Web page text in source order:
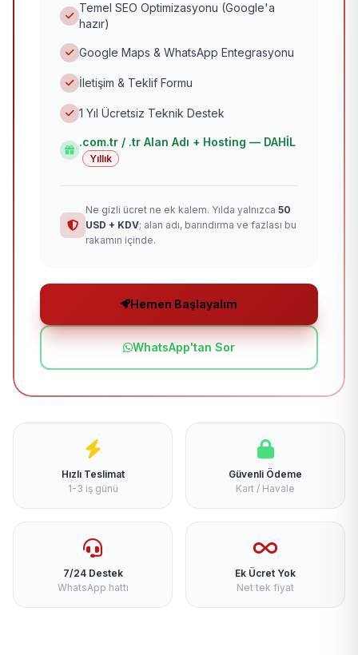
Temel SEO Optimizasyonu (Google'a
hazır)
Google Maps & WhatsApp Entegrasyonu
İletişim & Teklif Formu
1 Yıl Ücretsiz Teknik Destek
.com.tr / .tr Alan Adı + Hosting — DAHİL
Yıllık
Ne gizli ücret ne ek kalem. Yılda yalnızca 50
USD + KDV; alan adı, barındırma ve fazlası bu
rakamın içinde.
Hemen Başlayalım
WhatsApp'tan Sor
Hızlı Teslimat
1-3 iş günü
Güvenli Ödeme
Kart / Havale
7/24 Destek
WhatsApp hattı
Ek Ücret Yok
Net tek fiyat